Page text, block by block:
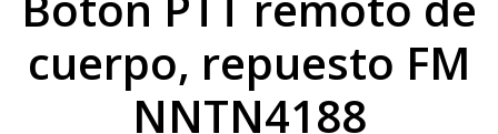
cuerpo, repuesto FM
NNTN4188